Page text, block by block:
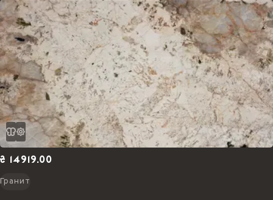
₴ 14919.00
Гранит